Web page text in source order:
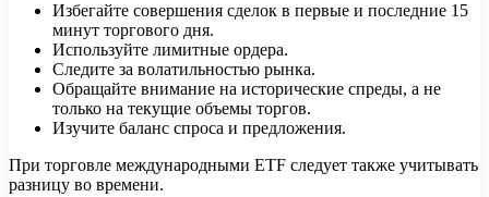
Избегайте совершения сделок в первые и последние 15
минут торгового дня.
Используйте лимитные ордера.
Следите за волатильностью рынка.
Обращайте внимание на исторические спреды, а не
только на текущие объемы торгов.
Изучите баланс спроса и предложения.
При торговле международными ETF следует также учитывать
разницу во времени.